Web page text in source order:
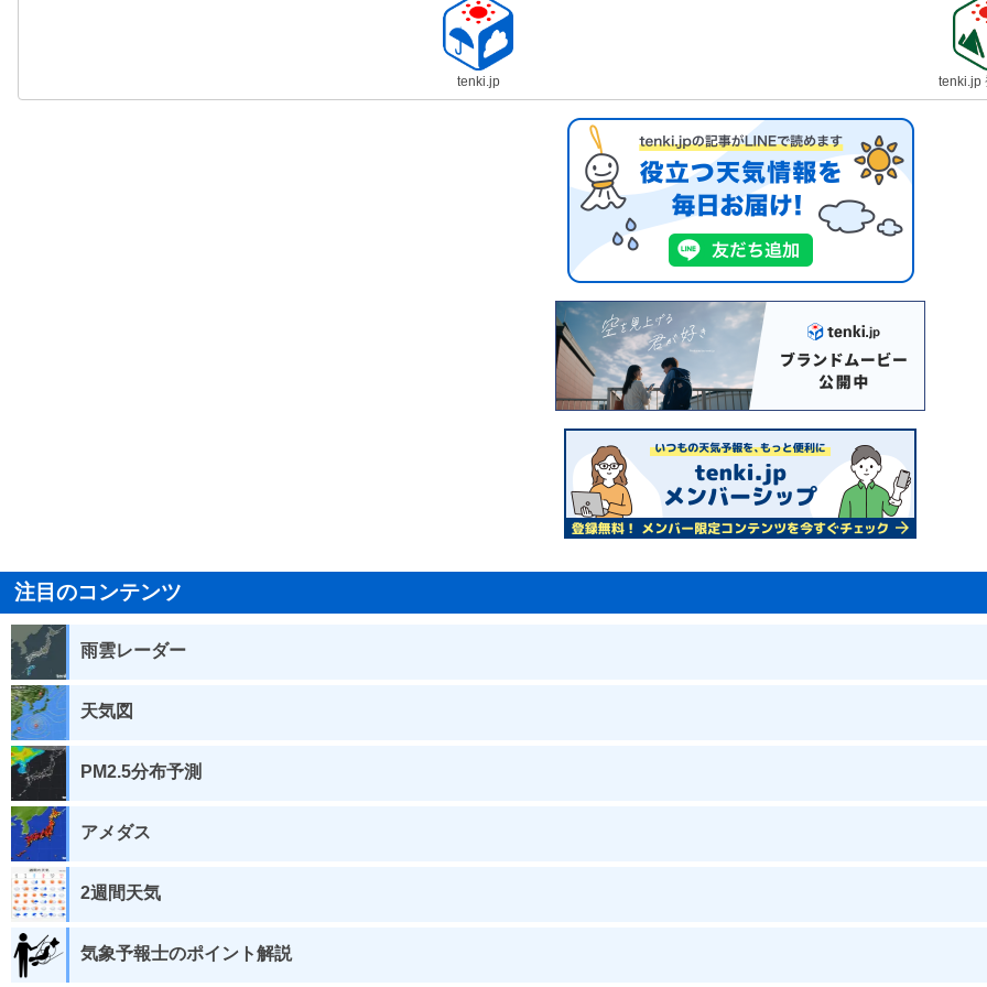
tenki.jp tenki.jp
注目のコンテンツ
雨雲レーダー
天気図
PM2.5分布予測
アメダス
2週間天気
気象予報士のポイント解説